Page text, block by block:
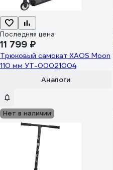
Последняя цена
11 799 ₽
Трюковый самокат XAOS Moon
110 мм УТ-00021004
Аналоги
Нет в наличии